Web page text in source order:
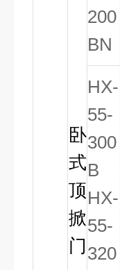
卧
式
顶
掀
门
200
BN
HX-
55-
300
B
HX-
55-
320